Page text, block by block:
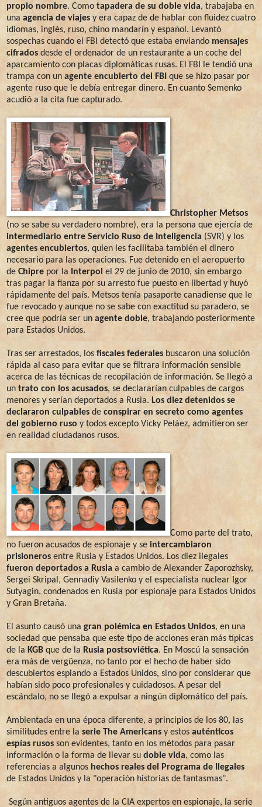
propio nombre. Como tapadera de su doble vida, trabajaba en
una agencia de viajes y era capaz de de hablar con fluidez cuatro
idiomas, inglés, ruso, chino mandarín y español. Levantó
sospechas cuando el FBI detectó que estaba enviando mensajes
cifrados desde el ordenador de un restaurante a un coche del
aparcamiento con placas diplomáticas rusas. El FBI le tendió una
trampa con un agente encubierto del FBI que se hizo pasar por
agente ruso que le debía entregar dinero. En cuanto Semenko
acudió a la cita fue capturado.
Christopher Metsos
(no se sabe su verdadero nombre), era la persona que ejercía de
intermediario entre Servicio Ruso de Inteligencia (SVR) y los
agentes encubiertos, quien les facilitaba también el dinero
necesario para las operaciones. Fue detenido en el aeropuerto
de Chipre por la Interpol el 29 de junio de 2010, sin embargo
tras pagar la fianza por su arresto fue puesto en libertad y huyó
rápidamente del país. Metsos tenía pasaporte canadiense que le
fue revocado y aunque no se sabe con exactitud su paradero, se
cree que podría ser un agente doble, trabajando posteriormente
para Estados Unidos.
Tras ser arrestados, los fiscales federales buscaron una solución
rápida al caso para evitar que se filtrara información sensible
acerca de las técnicas de recopilación de información. Se llegó a
un trato con los acusados, se declararían culpables de cargos
menores y serían deportados a Rusia. Los diez detenidos se
declararon culpables de conspirar en secreto como agentes
del gobierno ruso y todos excepto Vicky Peláez, admitieron ser
en realidad ciudadanos rusos.
Como parte del trato,
no fueron acusados de espionaje y se intercambiaron
prisioneros entre Rusia y Estados Unidos. Los diez ilegales
fueron deportados a Rusia a cambio de Alexander Zaporozhsky,
Sergei Skripal, Gennadiy Vasilenko y el especialista nuclear Igor
Sutyagin, condenados en Rusia por espionaje para Estados Unidos
y Gran Bretaña.
El asunto causó una gran polémica en Estados Unidos, en una
sociedad que pensaba que este tipo de acciones eran más típicas
de la KGB que de la Rusia postsoviética. En Moscú la sensación
era más de vergüenza, no tanto por el hecho de haber sido
descubiertos espiando a Estados Unidos, sino por considerar que
habían sido poco profesionales y cuidadosos. A pesar del
escándalo, no se llegó a expulsar a ningún diplomático del país.
Ambientada en una época diferente, a principios de los 80, las
similitudes entre la serie The Americans y estos auténticos
espías rusos son evidentes, tanto en los métodos para pasar
información o la forma de llevar su doble vida, como las
referencias a algunos hechos reales del Programa de Ilegales
de Estados Unidos y la "operación historias de fantasmas".
Según antiguos agentes de la CIA expertos en espionaje, la serie